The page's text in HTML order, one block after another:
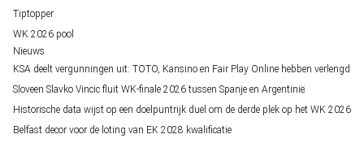
Tiptopper
WK 2026 pool
Nieuws
KSA deelt vergunningen uit: TOTO, Kansino en Fair Play Online hebben verlengd
Sloveen Slavko Vincic fluit WK-finale 2026 tussen Spanje en Argentinië
Historische data wijst op een doelpuntrijk duel om de derde plek op het WK 2026
Belfast decor voor de loting van EK 2028 kwalificatie